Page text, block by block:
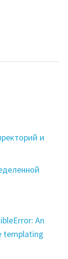
и
An
templating